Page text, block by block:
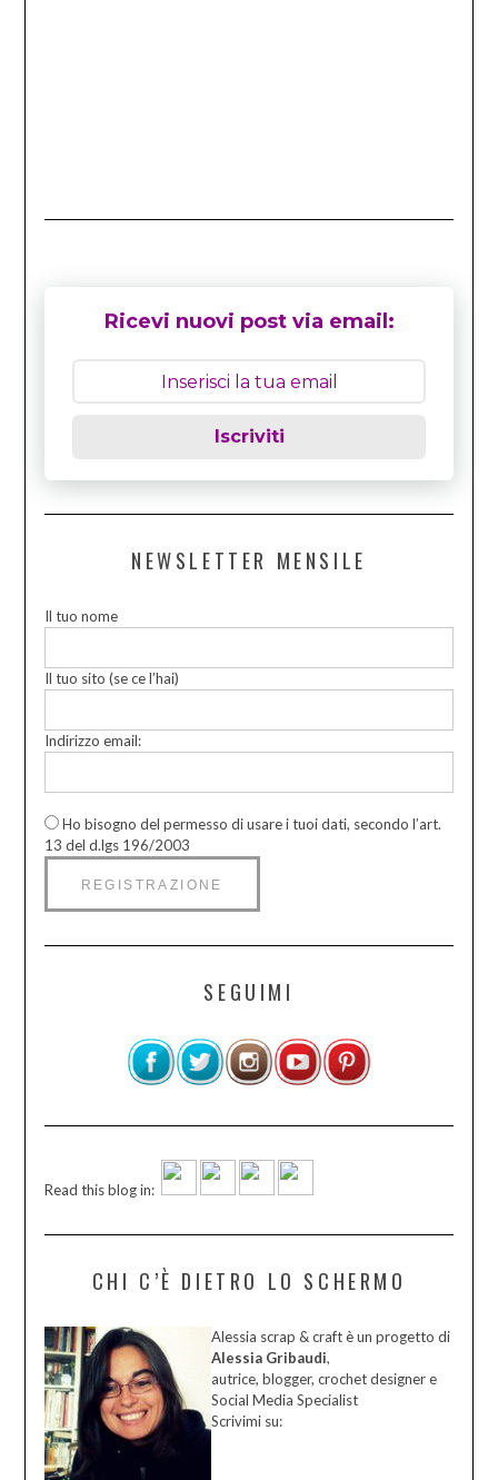
Ricevi nuovi post via email:
Iscriviti
NEWSLETTER MENSILE
Il tuo nome
Il tuo sito (se ce l’hai)
Indirizzo email:
Ho bisogno del permesso di usare i tuoi dati, secondo l’art.
13 del d.lgs 196/2003
SEGUIMI
Read this blog in:
CHI C’È DIETRO LO SCHERMO
Alessia scrap & craft è un progetto di
Alessia Gribaudi,
autrice, blogger, crochet designer e
Social Media Specialist
Scrivimi su: